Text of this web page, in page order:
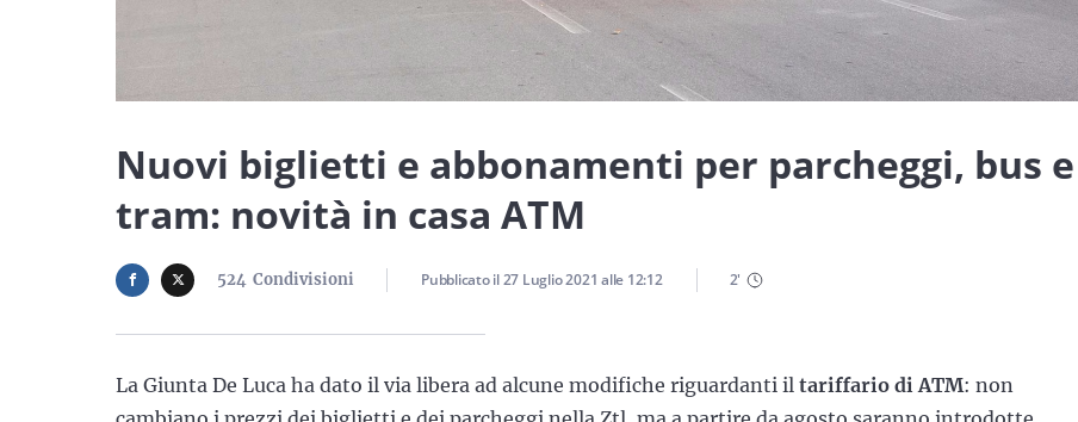
Nuovi biglietti e abbonamenti per parcheggi, bus e
tram: novità in casa ATM
524 Condivisioni Pubblicato il27 Luglio 2021 alle 12:12 2'
La Giunta De Luca ha dato il via libera ad alcune modifiche riguardanti il tariffario di ATM: non